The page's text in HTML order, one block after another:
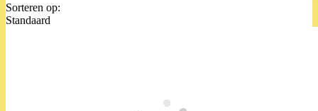
Sorteren op:
Standaard